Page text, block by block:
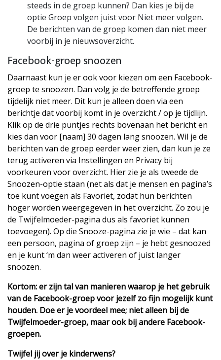
steeds in de groep kunnen? Dan kies je bij de
optie Groep volgen juist voor Niet meer volgen.
De berichten van de groep komen dan niet meer
voorbij in je nieuwsoverzicht.
Facebook-groep snoozen
Daarnaast kun je er ook voor kiezen om een Facebook-
groep te snoozen. Dan volg je de betreffende groep
tijdelijk niet meer. Dit kun je alleen doen via een
berichtje dat voorbij komt in je overzicht / op je tijdlijn.
Klik op de drie puntjes rechts bovenaan het bericht en
kies dan voor [naam] 30 dagen lang snoozen. Wil je de
berichten van de groep eerder weer zien, dan kun je ze
terug activeren via Instellingen en Privacy bij
voorkeuren voor overzicht. Hier zie je als tweede de
Snoozen-optie staan (net als dat je mensen en pagina’s
toe kunt voegen als Favoriet, zodat hun berichten
hoger worden weergegeven in het overzicht. Zo zou je
de Twijfelmoeder-pagina dus als favoriet kunnen
toevoegen). Op die Snooze-pagina zie je wie – dat kan
een persoon, pagina of groep zijn – je hebt gesnoozed
en je kunt ‘m dan weer activeren of juist langer
snoozen.
Kortom: er zijn tal van manieren waarop je het gebruik
van de Facebook-groep voor jezelf zo fijn mogelijk kunt
houden. Doe er je voordeel mee; niet alleen bij de
Twijfelmoeder-groep, maar ook bij andere Facebook-
groepen.
Twijfel jij over je kinderwens?